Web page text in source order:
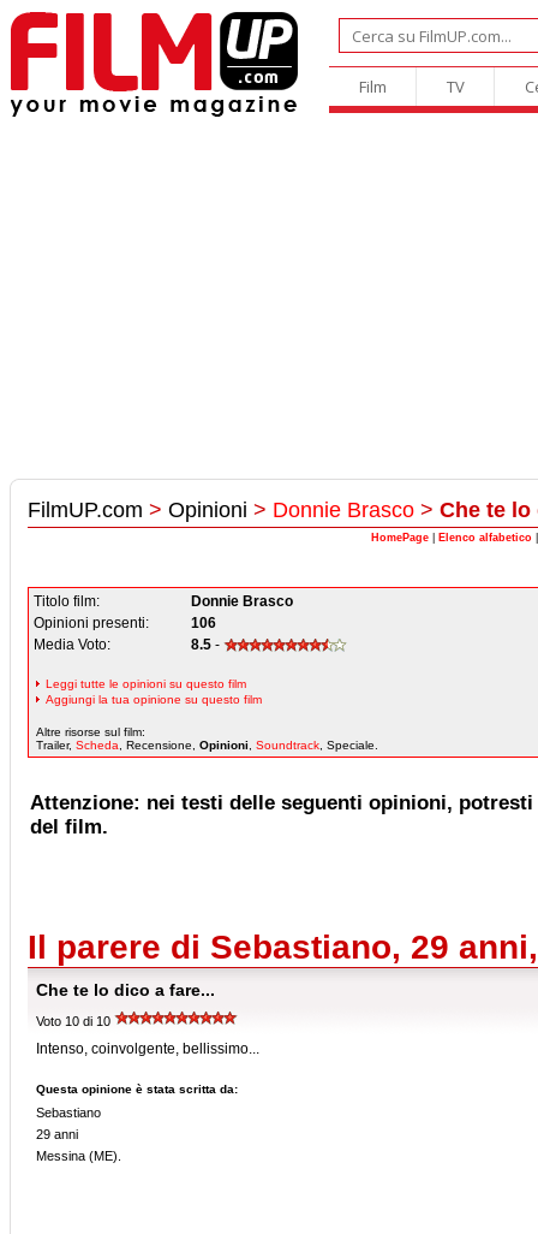
Film TV
FilmUP.com > Opinioni > Donnie Brasco > Che te lo
HomePage Elenco alfabetico
Titolo film:
Donnie Brasco
Opinioni presenti:
106
Media Voto:
8.5 -
Leggi tutte le opinioni su questo film
Aggiungi la tua opinione su questo film
Altre risorse sul film:
Trailer, Scheda , Recensione, Opinioni Soundtrack , Speciale.
Attenzione: nei testi delle seguenti opinioni,
del film.
Il parere di Sebastiano, 29
Che te lo dico a fare...
Voto 10 di 10
Intenso, coinvolgente, bellissimo...
Questa opinione è stata scritta da:
Sebastiano
29 anni
Messina (ME).